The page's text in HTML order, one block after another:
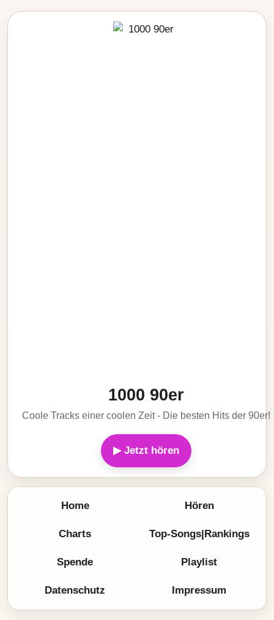
1000 90er
Coole Tracks einer coolen Zeit - Die besten Hits der 90er!
▶ Jetzt hören
Home Hören
Charts Top-Songs|Rankings
Spende Playlist
Datenschutz Impressum